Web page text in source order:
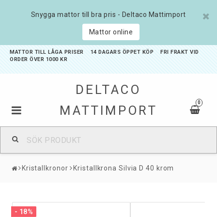
Snygga mattor till bra pris - Deltaco Mattimport
Mattor online
MATTOR TILL LÅGA PRISER 14 DAGARS ÖPPET KÖP FRI FRAKT VID
ORDER ÖVER 1000 KR
DELTACO
MATTIMPORT
0
Badrumsmattor
Entrémattor
Kristallkronor Kristallkrona Silvia D 40 krom
- 18%